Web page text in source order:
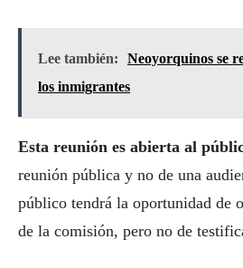
Lee también:
Neoyorquinos se
los inmigrantes
Esta reunión es abierta al
reunión pública y no de una
público tendrá la oportunidad de
de la comisión, pero no de